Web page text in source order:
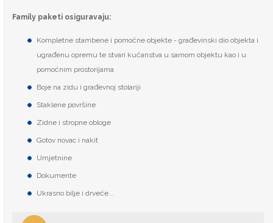
Family paketi osiguravaju:
Kompletne stambene i pomoćne objekte - građevinski dio objekta i
ugrađenu opremu te stvari kućanstva u samom objektu kao i u
pomoćnim prostorijama
Boje na zidu i građevnoj stolariji
Staklene površine
Zidne i stropne obloge
Gotov novac i nakit
Umjetnine
Dokumente
Ukrasno bilje i drveće...